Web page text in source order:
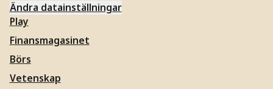
Ändra datainställningar
Play
Finansmagasinet
Börs
Vetenskap